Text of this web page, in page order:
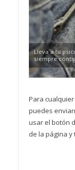
Lleva a tu
siempre
Para
puedes
usar el botón
de la página y